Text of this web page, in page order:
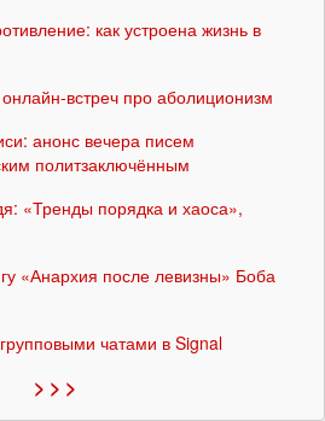
как устроена жизнь в
встреч про аболиционизм
анонс вечера писем
политзаключённым
«Тренды порядка и хаоса»,
«Анархия после левизны» Боба
чатами в Signal
> > >